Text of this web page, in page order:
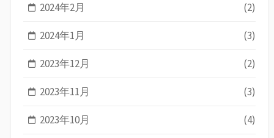
2024年2月 (2)
2024年1月 (3)
2023年12月 (2)
2023年11月 (3)
2023年10月 (4)